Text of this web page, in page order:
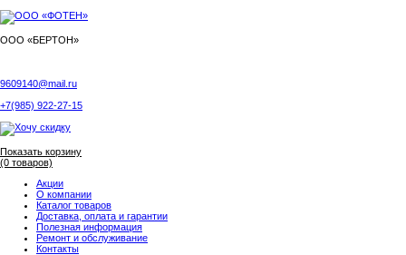
ООО «БЕРТОН»
9609140@mail.ru
+7(985) 922-27-15
Показать корзину
(0 товаров)
Акции
О компании
Каталог товаров
Доставка, оплата и гарантии
Полезная информация
Ремонт и обслуживание
Контакты